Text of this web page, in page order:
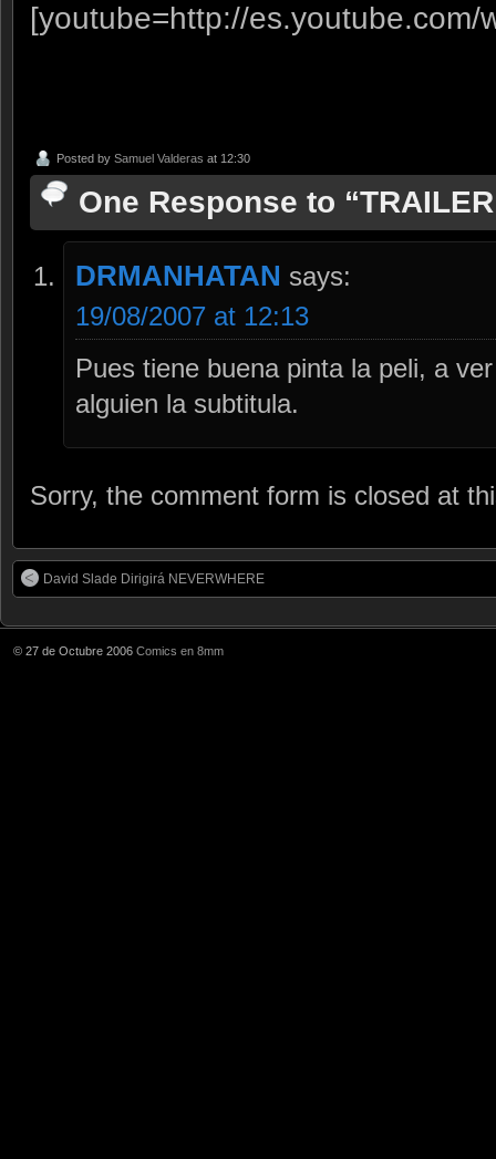
[youtube=http://es.youtube.com/
Posted by Samuel Valderas at 12:30
One Response to
DRMANHATAN says:
19/08/2007 at 12:13
Pues tiene buena pinta la peli, a
alguien la subtitula.
Sorry, the comment form is closed at
David Slade Dirigirá NEVERWHERE
© 27 de Octubre 2006 Comics en 8mm